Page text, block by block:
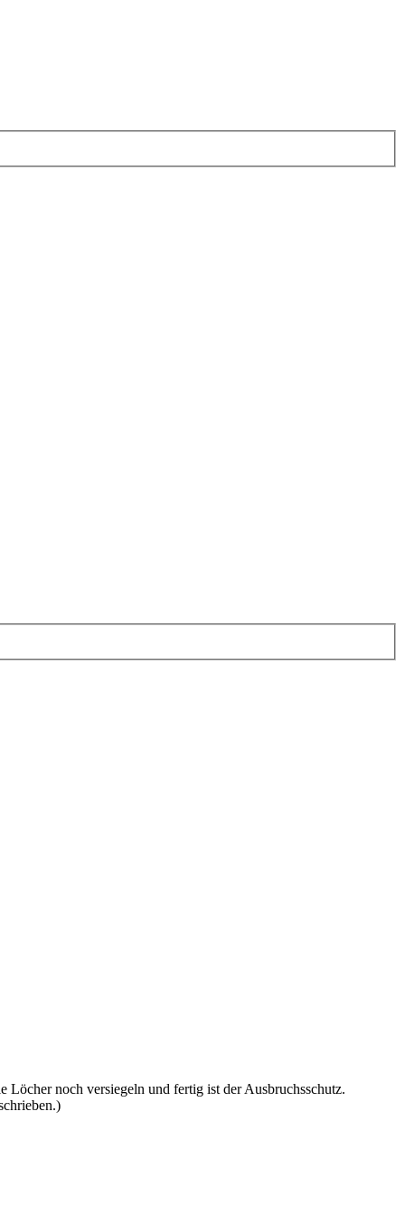
Löcher noch versiegeln und fertig ist der Ausbruchsschutz.